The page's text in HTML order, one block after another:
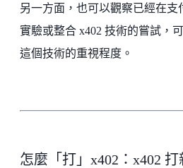
另一方面，也可以觀察已經在
實驗或整合 x402 技術的嘗試，
這個技術的重視程度。
怎麼「打」x402：x402 打